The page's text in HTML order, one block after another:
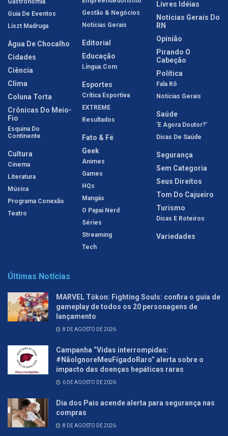
Guia De Eventos
Liszt Madruga
Água De Chocalho
Cidades
Ciência
Clima
Coluna Torta
Crônicas Do Meio-
Fio
Esquina Do
Continente
Cultura
Cinema
Literatura
Música
Programa Conexão
Teatro
Gestão & Negócios
Notícias Gerais
Editorial
Educação
Língua.com
Esportes
Crítica Esportiva
EXTREME
Resultados
Fato & Fé
Geek
Animes
Games
HQs
Mangás
O Papai Nerd
Séries
Streaming
Tech
Livres Idéias
Notícias Gerais Do
RN
Opinião
Pirando O
Cabeção
Política
Fala Rô
Notícias Gerais
Saúde
'E Agora Doutor?'
Dicas De Saúde
Segurança
Sem Categoria
Seus Direitos
Tom Do Cajueiro
Turismo
Dicas E Roteiros
Variedades
Últimas Notícias
MARVEL Tōkon: Fighting Souls: confira o guia de
gameplay de todos os 20 personagens de
lançamento
8 DE AGOSTO DE 2026
Campanha “Vidas interrompidas:
#NãoIgnoreMeuFígadoRaro” alerta sobre o
impacto das doenças hepáticas raras
6 DE AGOSTO DE 2026
Dia dos Pais acende alerta para segurança nas
compras
8 DE AGOSTO DE 2026